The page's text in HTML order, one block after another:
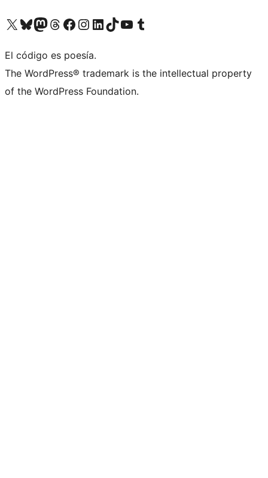
Visitá nuestra cuenta de X (anteriormente Twitter)
Visitá nuestra cuenta de Bluesky
Visitá nuestra cuenta de Mastodon
Visitá nuestra cuenta de Threads
Visitá nuestra página de Facebook
Visitá nuestra cuenta de Instagram
Visitá nuestra cuenta de LinkedIn
Visitá nuestra cuenta de TikTok
Visitá nuestro canal de YouTube
Visitá nuestra cuenta de Tumblr
El código es poesía.
The WordPress® trademark is the intellectual property
of the WordPress Foundation.